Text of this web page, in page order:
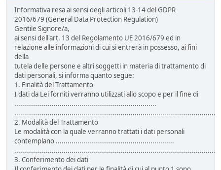
Informativa resa ai sensi degli articoli 13-14 del GDPR
2016/679 (General Data Protection Regulation)
Gentile Signore/a,
ai sensi dell'art. 13 del Regolamento UE 2016/679 ed in
relazione alle informazioni di cui si entrerà in possesso, ai fini
della
tutela delle persone e altri soggetti in materia di trattamento di
dati personali, si informa quanto segue:
1. Finalità del Trattamento
I dati da Lei forniti verranno utilizzati allo scopo e per il fine di
........................................................................
2. Modalità del Trattamento
Le modalità con la quale verranno trattati i dati personali
contemplano ............................................................
3. Conferimento dei dati